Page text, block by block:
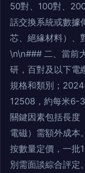
50對、100對、
話交換系統或數據
芯、絕緣材料）、
\n\n### 二、當前
研，百對及以下電
規格和類別；
12508，約每米6-
關鍵因素包括長度
電磁）需額外成本
按數量定價，一批
別需面談綜合評定